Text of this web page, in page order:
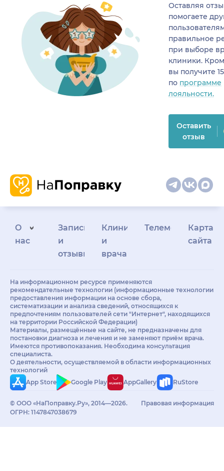
Оставляя
помогаете
правильное
при выборе
клиники.
вы получите
по программе
лояльности.
Оставить
отзыв
О
нас
Запись
и
отзывы
Клиникам
и
врачам
Телемедицина
Карта
сайта
На информационном ресурсе применяются
рекомендательные технологии (информационные технологии
предоставления информации на основе сбора,
систематизации и анализа сведений, относящихся к
предпочтениям пользователей сети "Интернет", находящихся
на территории Российской Федерации)
Материалы, размещённые на сайте, не предназначены для
постановки диагноза и лечения и не заменяют приём врача.
Имеются противопоказания. Необходима консультация
специалиста.
О деятельности, осуществляемой в области информационных
технологий
App Store
Google Play AppGallery RuStore
© ООО «НаПоправку.Ру», 2014—2026.
ОГРН: 1147847038679
Правовая информация